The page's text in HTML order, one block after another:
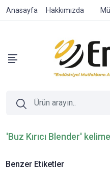
Anasayfa Hakkımızda
'Buz Kırıcı Blender'
Benzer Etiketler